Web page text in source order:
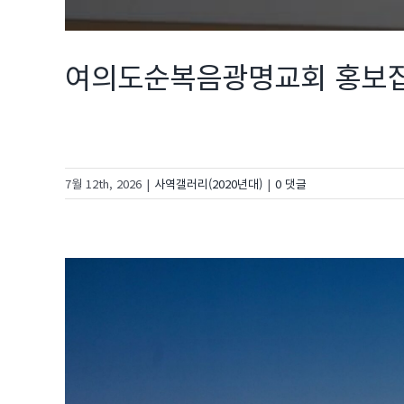
여의도순복음광명교회 홍보
7월 12th, 2026 | 사역갤러리(2020년대) | 0 댓글